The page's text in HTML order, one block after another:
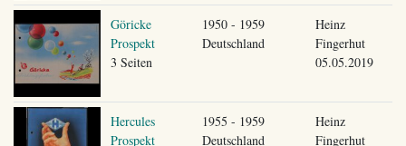
Göricke
Prospekt
3 Seiten
1950 - 1959
Deutschland
Heinz
Fingerhut
05.05.2019
Hercules
Prospekt
1955 - 1959
Deutschland
Heinz
Fingerhut